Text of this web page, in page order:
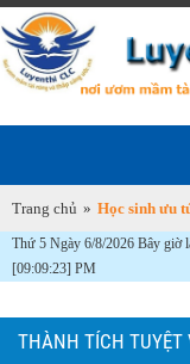
Trang chủ » Học sinh ưu
Thứ 5 Ngày 6/8/2026 Bây giờ
[09:09:25] PM
THÀNH TÍCH TUYỆT